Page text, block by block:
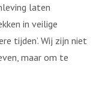
laten
in veilige
tijden’. Wij zijn niet
maar om te